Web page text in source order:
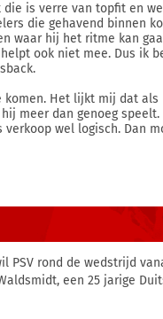
is verre van topfit en
die gehavend binnen
waar hij het ritme kan
ook niet mee. Dus ik
komen. Het lijkt mij dat
meer dan genoeg
wel logisch. Dan
PSV rond de wedstrijd
een 25 jarige